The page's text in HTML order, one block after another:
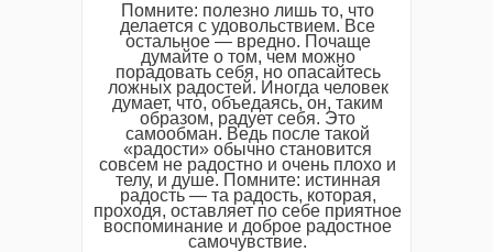
Помните: полезно лишь то, что
делается с удовольствием. Все
остальное — вредно. Почаще
думайте о том, чем можно
порадовать себя, но опасайтесь
ложных радостей. Иногда человек
думает, что, объедаясь, он, таким
образом, радует себя. Это
самообман. Ведь после такой
«радости» обычно становится
совсем не радостно и очень плохо и
телу, и душе. Помните: истинная
радость — та радость, которая,
проходя, оставляет по себе приятное
воспоминание и доброе радостное
самочувствие.